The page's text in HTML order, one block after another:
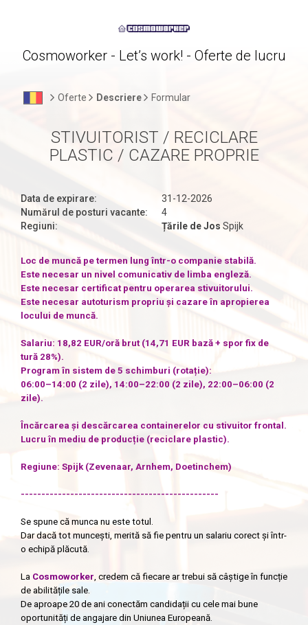
Cosmoworker - Let’s work! - Oferte de lucru
Oferte Descriere Formular
STIVUITORIST / RECICLARE
PLASTIC / CAZARE PROPRIE
Data de expirare:
31-12-2026
Numărul de posturi vacante:
4
Regiuni:
Țările de Jos Spijk
Loc de muncă pe termen lung într-o companie stabilă.
Este necesar un nivel comunicativ de limba engleză.
Este necesar certificat pentru operarea stivuitorului.
Este necesar autoturism propriu și cazare în apropierea
locului de muncă.
Salariu: 18,82 EUR/oră brut (14,71 EUR bază + spor fix de
tură 28%).
Program în sistem de 5 schimburi (rotație):
06:00–14:00 (2 zile), 14:00–22:00 (2 zile), 22:00–06:00 (2
zile).
Încărcarea și descărcarea containerelor cu stivuitor frontal.
Lucru în mediu de producție (reciclare plastic).
Regiune: Spijk (Zevenaar, Arnhem, Doetinchem)
------------------------------------------------
Se spune că munca nu este totul.
Dar dacă tot muncești, merită să fie pentru un salariu corect și într-
o echipă plăcută.
La Cosmoworker, credem că fiecare ar trebui să câștige în funcție
de abilitățile sale.
De aproape 20 de ani conectăm candidații cu cele mai bune
oportunități de angajare din Uniunea Europeană.